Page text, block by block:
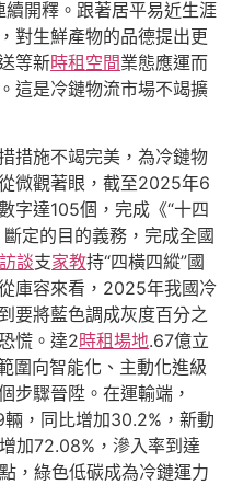
續開釋。跟著居平易近生涯
對生鮮產物的品德提出更
等新時租空間業態應運而
這是冷鏈物流市場不竭擴
措施不竭完美，為冷鏈物
微觀著眼，截至2025年6
字達105個，完成《“十四
斷定的目的義務，完成全國
訪談支家教持“四橫四縱”國
庫容來看，2025年我國冷
要將藍色調成灰度百分之
慌。達2時租場地.67億立
圍向智能化、主動化進級
步驟晉陞。在運輸端，
，同比增加30.2%，新動
加72.08%，滲入率到達
，綠色低碳成為冷鏈運力